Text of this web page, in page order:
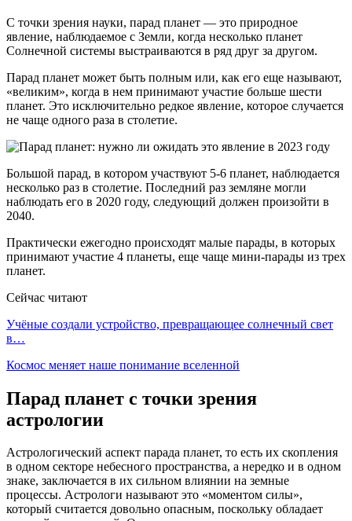
С точки зрения науки, парад планет — это природное
явление, наблюдаемое с Земли, когда несколько планет
Солнечной системы выстраиваются в ряд друг за другом.
Парад планет может быть полным или, как его еще называют,
«великим», когда в нем принимают участие больше шести
планет. Это исключительно редкое явление, которое случается
не чаще одного раза в столетие.
Большой парад, в котором участвуют 5-6 планет, наблюдается
несколько раз в столетие. Последний раз земляне могли
наблюдать его в 2020 году, следующий должен произойти в
2040.
Практически ежегодно происходят малые парады, в которых
принимают участие 4 планеты, еще чаще мини-парады из трех
планет.
Сейчас читают
Учёные создали устройство, превращающее солнечный свет
в…
Космос меняет наше понимание вселенной
Парад планет с точки зрения
астрологии
Астрологический аспект парада планет, то есть их скопления
в одном секторе небесного пространства, а нередко и в одном
знаке, заключается в их сильном влиянии на земные
процессы. Астрологи называют это «моментом силы»,
который считается довольно опасным, поскольку обладает